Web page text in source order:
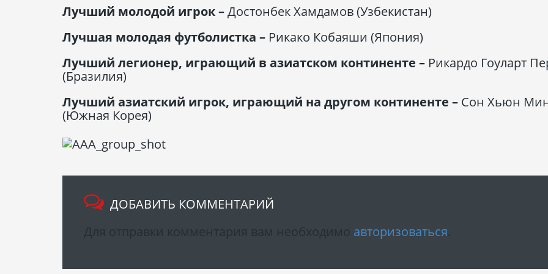
Лучший молодой игрок –Достонбек Хамдамов (Узбекистан)
Лучшая молодая футболистка – Рикако Кобаяши (Япония)
Лучший легионер, играющий в азиатском континенте – Рикардо Гоуларт
(Бразилия)
Лучший азиатский игрок, играющий на другом континенте – Сон Хьюн
(Южная Корея)
ДОБАВИТЬ КОММЕНТАРИЙ
авторизоваться